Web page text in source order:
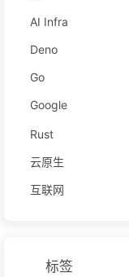
AI Infra
Deno
Go
Google
Rust
云原生
互联网
标签